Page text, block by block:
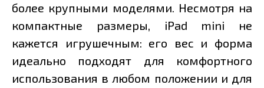
более крупными моделями. Несмотря на
компактные размеры, iPad mini не
кажется игрушечным: его вес и форма
идеально подходят для комфортного
использования в любом положении и для